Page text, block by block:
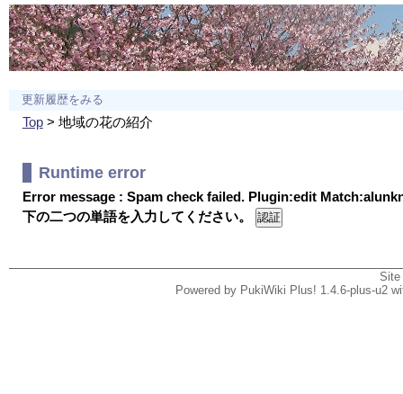
更新履歴をみる
Top> 地域の花の紹介
Runtime error
Error message : Spam check failed. Plugin:edit
下の二つの単語を入力してください。
Powered by PukiWiki Plus! 1.4.6-plus-u2